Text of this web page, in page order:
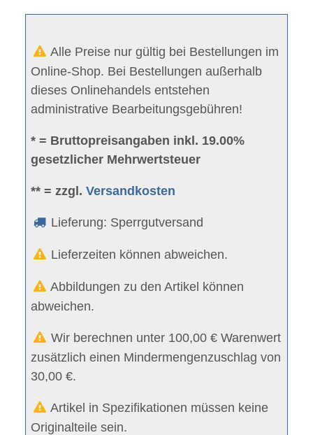
Alle Preise nur gültig bei Bestellungen im
Online-Shop. Bei Bestellungen außerhalb
dieses Onlinehandels entstehen
administrative Bearbeitungsgebühren!
* = Bruttopreisangaben inkl. 19.00%
gesetzlicher Mehrwertsteuer
** = zzgl.Versandkosten
Lieferung: Sperrgutversand
Lieferzeiten können abweichen.
Abbildungen zu den Artikel können
abweichen.
Wir berechnen unter 100,00 € Warenwert
zusätzlich einen Mindermengenzuschlag von
30,00 €.
Artikel in Spezifikationen müssen keine
Originalteile sein.